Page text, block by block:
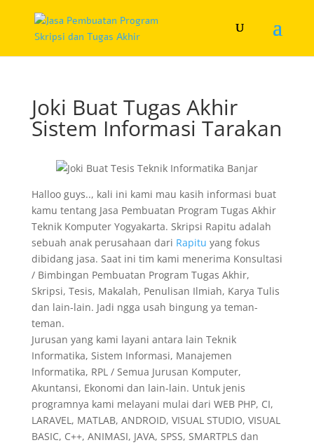
Joki Buat Tugas Akhir
Sistem Informasi Tarakan
Halloo guys.., kali ini kami mau kasih informasi buat
kamu tentang Jasa Pembuatan Program Tugas Akhir
Teknik Komputer Yogyakarta. Skripsi Rapitu adalah
sebuah anak perusahaan dari Rapitu yang fokus
dibidang jasa. Saat ini tim kami menerima Konsultasi
/ Bimbingan Pembuatan Program Tugas Akhir,
Skripsi, Tesis, Makalah, Penulisan Ilmiah, Karya Tulis
dan lain-lain. Jadi ngga usah bingung ya teman-
teman.
Jurusan yang kami layani antara lain Teknik
Informatika, Sistem Informasi, Manajemen
Informatika, RPL / Semua Jurusan Komputer,
Akuntansi, Ekonomi dan lain-lain. Untuk jenis
programnya kami melayani mulai dari WEB PHP, CI,
LARAVEL, MATLAB, ANDROID, VISUAL STUDIO, VISUAL
BASIC, C++, ANIMASI, JAVA, SPSS, SMARTPLS dan